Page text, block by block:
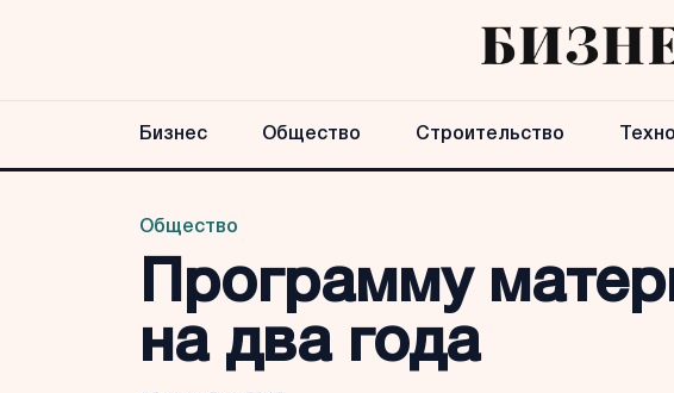
Бизнес Общество Строительство
Общество
Программу
на два года